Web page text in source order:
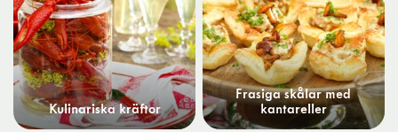
Kulinariska kräftor
Frasiga skålar med
kantareller